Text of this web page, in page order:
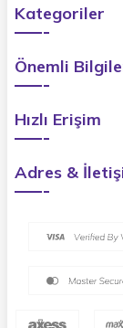
Kategoriler
Önemli
Hızlı Erişim
Adres &